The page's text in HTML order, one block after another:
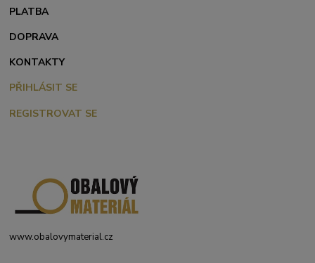
PLATBA
DOPRAVA
KONTAKTY
PŘIHLÁSIT SE
REGISTROVAT SE
www.obalovymaterial.cz